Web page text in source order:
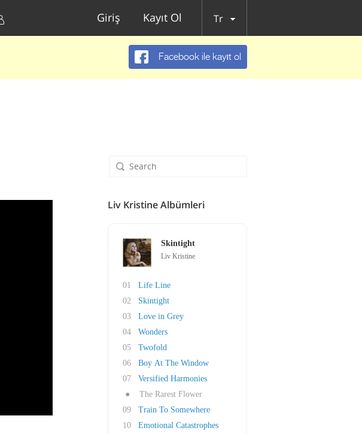
Giriş Kayıt Ol Tr
Facebook ile kayıt ol
Liv Kristine Albümleri
Skintight
Liv Kristine
01
Life Line
02
Skintight
03
Love in Grey
04
Wonders
05
Twofold
06
Boy At The Window
07
Versified Harmonies
●
The Rarest Flower
09
Train To Somewhere
10
Emotional Catastrophes